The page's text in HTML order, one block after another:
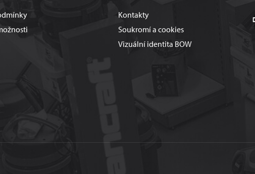
Kontakty
Soukromí a cookies
Vizuální identita BOW